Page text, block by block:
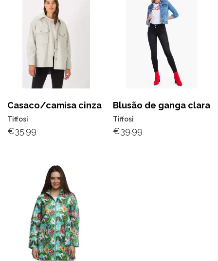
Casaco/camisa cinza
Tiffosi
€35.99
Blusão de ganga clara
Tiffosi
€39.99